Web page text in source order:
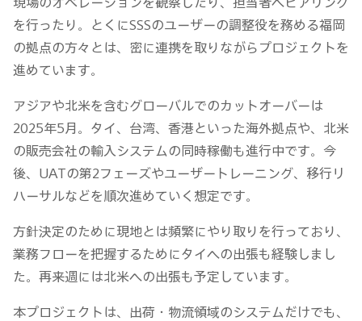
を行ったり。とくにSSSのユーザーの調整役を務める福岡
の拠点の方々とは、密に連携を取りながらプロジェクトを
進めています。
アジアや北米を含むグローバルでのカットオーバーは
2025年5月。タイ、台湾、香港といった海外拠点や、北米
の販売会社の輸入システムの同時稼働も進行中です。今
後、UATの第2フェーズやユーザートレーニング、移行リ
ハーサルなどを順次進めていく想定です。
方針決定のために現地とは頻繁にやり取りを行っており、
業務フローを把握するためにタイへの出張も経験しまし
た。再来週には北米への出張も予定しています。
本プロジェクトは、出荷・物流領域のシステムだけでも、